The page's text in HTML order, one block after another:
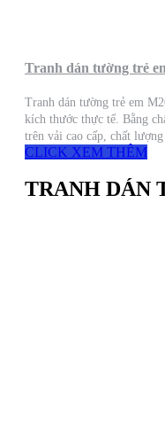
Tranh dán tường trẻ
Tranh dán tường trẻ em
kích thước thực tế. Bằng
trên vải cao cấp, chất
CLICK XEM THÊM
TRANH DÁN